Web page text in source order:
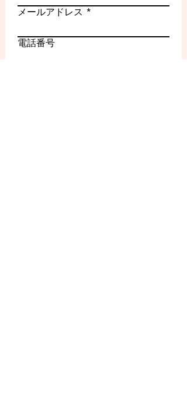
メールアドレス
電話番号